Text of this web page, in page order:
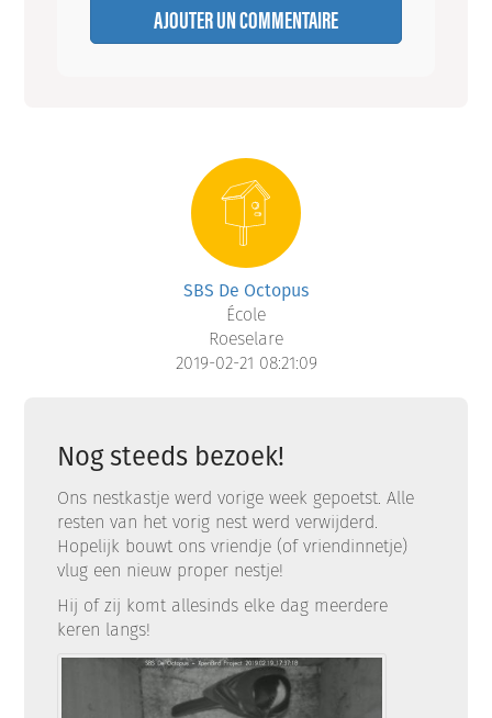
AJOUTER UN COMMENTAIRE
SBS De Octopus
École
Roeselare
2019-02-21 08:21:09
Nog steeds bezoek!
Ons nestkastje werd vorige week gepoetst. Alle
resten van het vorig nest werd verwijderd.
Hopelijk bouwt ons vriendje (of vriendinnetje)
vlug een nieuw proper nestje!
Hij of zij komt allesinds elke dag meerdere
keren langs!